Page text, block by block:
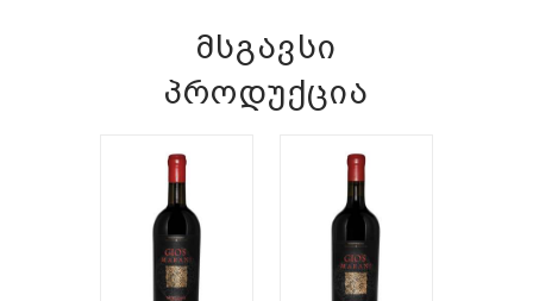
ᲛᲡᲒᲐᲕᲡᲘ
ᲞᲠᲝᲓᲣᲥᲪᲘᲐ